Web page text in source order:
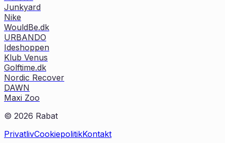
Junkyard
Nike
WouldBe.dk
URBANDO
Ideshoppen
Klub Venus
Golftime.dk
Nordic Recover
DAWN
Maxi Zoo
© 2026 Rabat
PrivatlivCookiepolitikKontakt